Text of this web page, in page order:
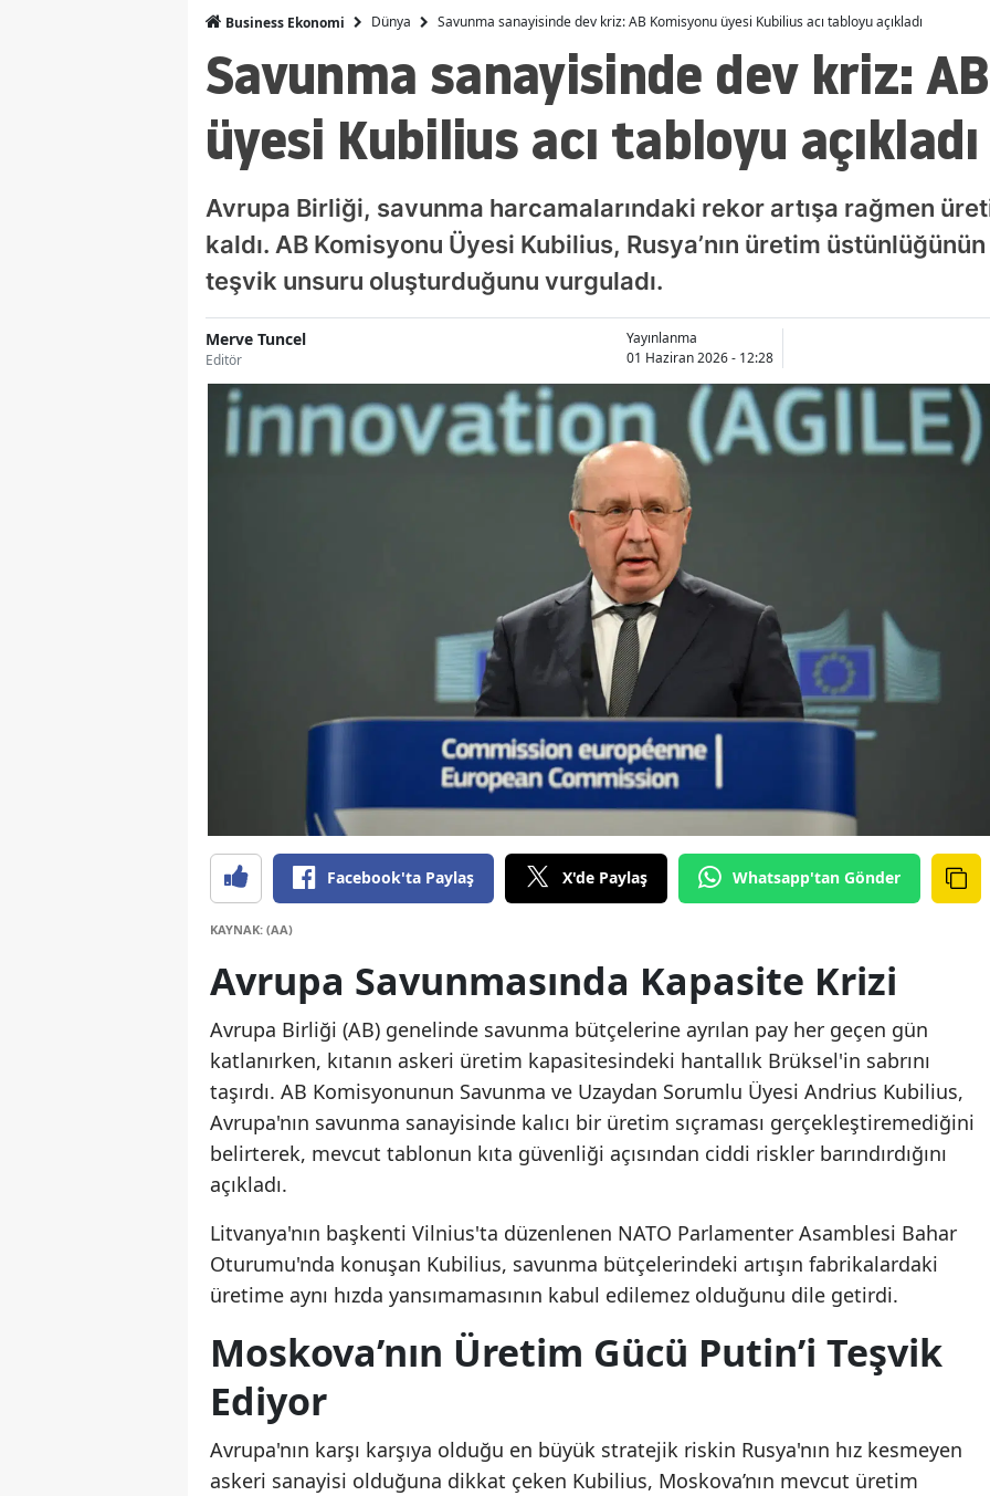
Business Ekonomi Dünya Savunma sanayisinde dev kriz: AB Komisyonu üyesi Kubilius acı tabloyu açıkladı
Savunma sanayisinde dev kriz:
üyesi Kubilius acı tabloyu açıkladı
Avrupa Birliği, savunma harcamalarındaki rekor artışa rağmen
kaldı. AB Komisyonu Üyesi Kubilius, Rusya’nın üretim
teşvik unsuru oluşturduğunu vurguladı.
Merve Tuncel
Editör
Yayınlanma
01 Haziran 2026 - 12:28
Facebook'ta Paylaş X'de Paylaş Whatsapp'tan Gönder
KAYNAK: (AA)
Avrupa Savunmasında Kapasite Krizi
Avrupa Birliği (AB) genelinde savunma bütçelerine ayrılan pay her geçen gün
katlanırken, kıtanın askeri üretim kapasitesindeki hantallık Brüksel'in sabrını
taşırdı. AB Komisyonunun Savunma ve Uzaydan Sorumlu Üyesi Andrius Kubilius,
Avrupa'nın savunma sanayisinde kalıcı bir üretim sıçraması gerçekleştiremediğini
belirterek, mevcut tablonun kıta güvenliği açısından ciddi riskler barındırdığını
açıkladı.
Litvanya'nın başkenti Vilnius'ta düzenlenen NATO Parlamenter Asamblesi Bahar
Oturumu'nda konuşan Kubilius, savunma bütçelerindeki artışın fabrikalardaki
üretime aynı hızda yansımamasının kabul edilemez olduğunu dile getirdi.
Moskova’nın Üretim Gücü Putin’i Teşvik
Ediyor
Avrupa'nın karşı karşıya olduğu en büyük stratejik riskin Rusya'nın hız kesmeyen
askeri sanayisi olduğuna dikkat çeken Kubilius, Moskova’nın mevcut üretim